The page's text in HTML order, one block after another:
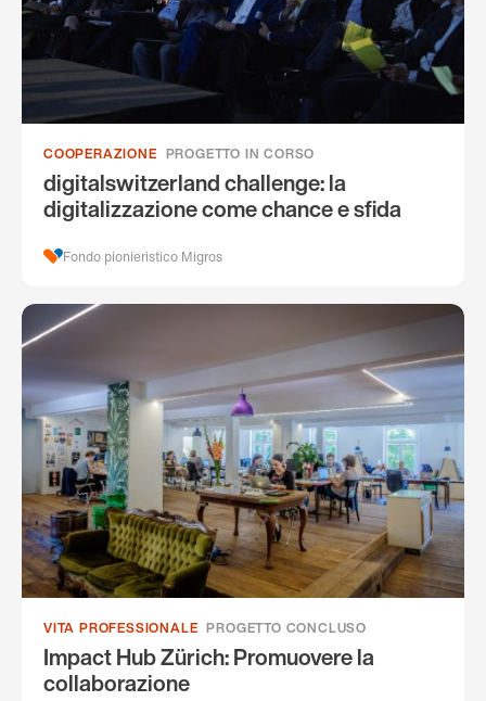
COOPERAZIONE PROGETTO IN CORSO
digitalswitzerland challenge: la
digitalizzazione come chance e sfida
Fondo pionieristico Migros
VITA PROFESSIONALE PROGETTO CONCLUSO
Impact Hub Zürich: Promuovere la
collaborazione